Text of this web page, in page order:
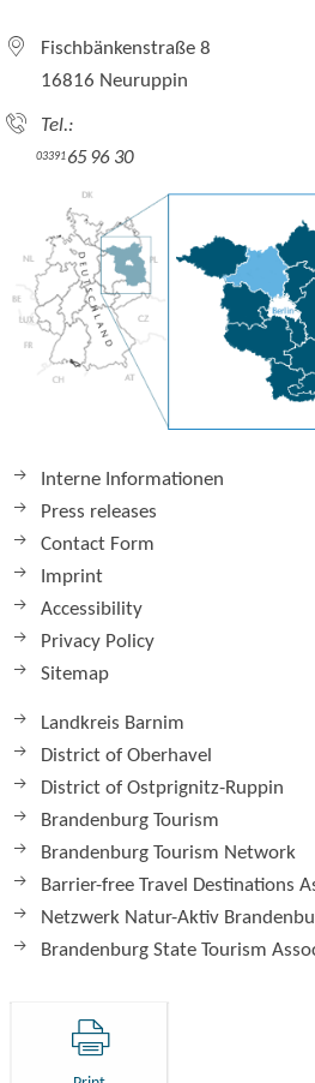
Fischbänkenstraße 8
16816 Neuruppin
Tel.:
0339165 96 30
Interne Informationen
Press releases
Contact Form
Imprint
Accessibility
Privacy Policy
Sitemap
Landkreis Barnim
District of Oberhavel
District of Ostprignitz-Ruppin
Brandenburg Tourism
Brandenburg Tourism Network
Barrier-free Travel Destinations
Netzwerk Natur-Aktiv
Brandenburg State Tourism